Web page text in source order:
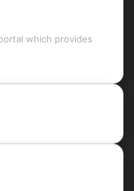
which provides